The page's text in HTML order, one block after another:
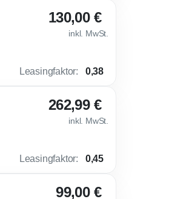
130,00 €
inkl. MwSt.
Leasingfaktor: 0,38
262,99 €
inkl. MwSt.
Leasingfaktor: 0,45
99,00 €